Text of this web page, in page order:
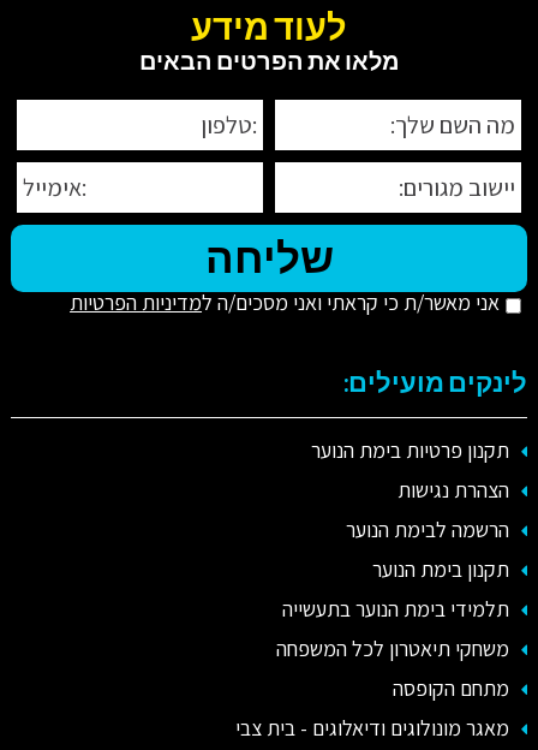
לעוד מידע
מלאו את הפרטים הבאים
אני מאשר/ת כי קראתי ואני מסכים/ה למדיניות הפרטיות
לינקים מועילים:
תקנון פרטיות בימת הנוער
הצהרת נגישות
הרשמה לבימת הנוער
תקנון בימת הנוער
תלמידי בימת הנוער בתעשייה
משחקי תיאטרון לכל המשפחה
מתחם הקופסה
מאגר מונולוגים ודיאלוגים - בית צבי